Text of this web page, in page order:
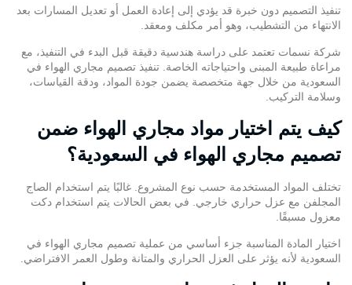
تنفيذ التصميم دون خبرة قد يؤدي إلى إعادة العمل أو تعديل المسارات بعد
الانتهاء من التشطيب، وهو أمر مكلف ومعقد.
شركة نسمات تعتمد على دراسة هندسية دقيقة قبل البدء في التنفيذ، مع
مراعاة طبيعة المبنى واحتياجاته الخاصة. تنفيذ تصميم مجاري الهواء في
السعودية من خلال جهة متخصصة يضمن جودة المواد، ودقة القياسات،
وسلامة التركيب.
كيف يتم اختيار مواد مجاري الهواء ضمن
تصميم مجاري الهواء في السعودية؟
تختلف المواد المستخدمة حسب نوع المشروع. غالبًا يتم استخدام الصاج
المجلفن مع عزل حراري خارجي. في بعض الحالات يتم استخدام دكت
معزول مسبقًا.
اختيار المادة المناسبة جزء أساسي من عملية تصميم مجاري الهواء في
السعودية لأنه يؤثر على العزل الحراري والمتانة وطول العمر الافتراضي.